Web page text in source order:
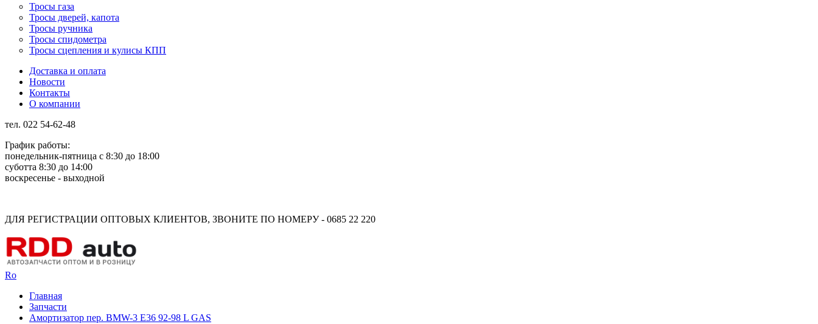
Тросы газа
Тросы дверей, капота
Тросы ручника
Тросы спидометра
Тросы сцепления и кулисы КПП
Доставка и оплата
Новости
Контакты
О компании
тел. 022 54-62-48
График работы:
понедельник-пятница с 8:30 до 18:00
суботта 8:30 до 14:00
воскресенье - выходной
ДЛЯ РЕГИСТРАЦИИ ОПТОВЫХ КЛИЕНТОВ, ЗВОНИТЕ ПО НОМЕРУ - 0685 22 220
Ro
Главная
Запчасти
Амортизатор пер. BMW-3 E36 92-98 L GAS